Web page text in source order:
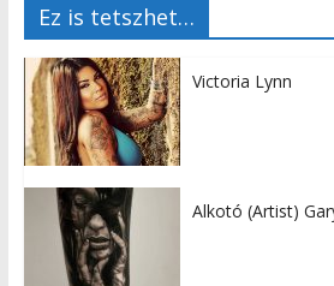
Ez is tetszhet…
Victoria Lynn
Alkotó (Artist)